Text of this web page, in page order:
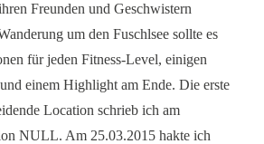
Freunden und Geschwistern
um den Fuschlsee sollte es
für jeden Fitness-Level, einigen
einem Highlight am Ende. Die erste
Location schrieb ich am
NULL. Am 25.03.2015 hakte ich